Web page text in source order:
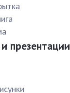
презентации